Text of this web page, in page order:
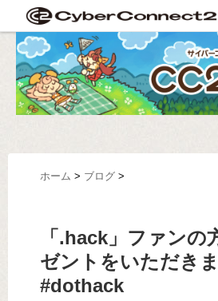
ホーム > ブログ >
「.hack」ファンの
ゼントをいただき
#dothack